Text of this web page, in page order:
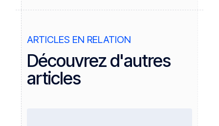
ARTICLES EN RELATION
Découvrez d'autres
articles